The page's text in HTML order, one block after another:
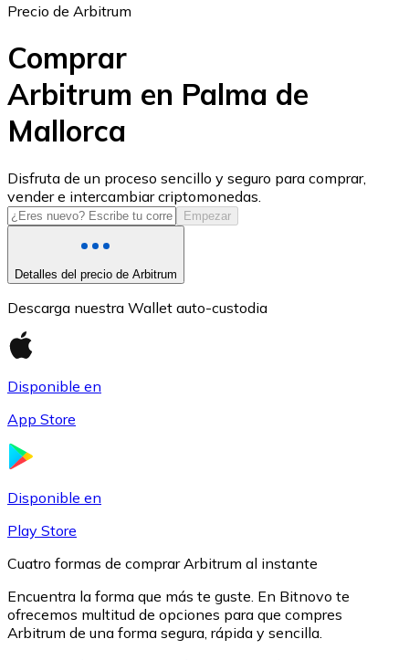
USD Coin
USDC
Precio de Arbitrum
Comprar
Arbitrum en Palma de
Mallorca
Disfruta de un proceso sencillo y seguro para comprar,
vender e intercambiar criptomonedas.
Empezar
Detalles del precio de Arbitrum
Descarga nuestra Wallet auto-custodia
Disponible en
App Store
Disponible en
Play Store
Cuatro formas de comprar Arbitrum al instante
Encuentra la forma que más te guste. En Bitnovo te
ofrecemos multitud de opciones para que compres
Arbitrum de una forma segura, rápida y sencilla.